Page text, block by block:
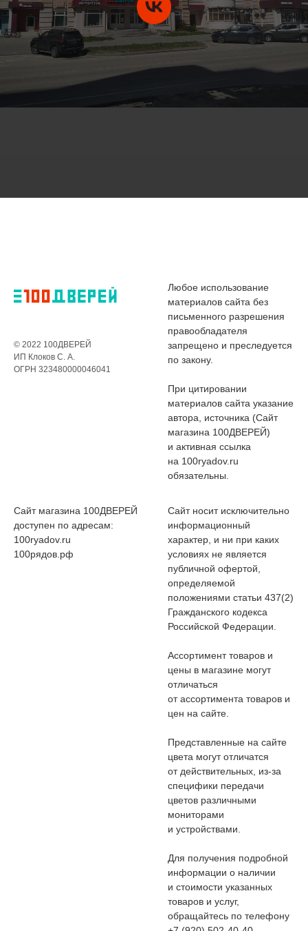
© 2022 100ДВЕРЕЙ
ИП Клоков С. А.
ОГРН 323480000046041
Любое использование
материалов сайта без
письменного разрешения
правообладателя
запрещено и преследуется
по закону.
При цитировании
материалов сайта указание
автора, источника (Сайт
магазина 100ДВЕРЕЙ)
и активная ссылка
на 100ryadov.ru
обязательны.
Сайт магазина 100ДВЕРЕЙ
доступен по адресам:
100ryadov.ru
100рядов.рф
Сайт носит исключительно
информационный
характер, и ни при каких
условиях не является
публичной офертой,
определяемой
положениями статьи 437(2)
Гражданского кодекса
Российской Федерации.
Ассортимент товаров и
цены в магазине могут
отличаться
от ассортимента товаров и
цен на сайте.
Представленные на сайте
цвета могут отличатся
от действительных, из-за
специфики передачи
цветов различными
мониторами
и устройствами.
Для получения подробной
информации о наличии
и стоимости указанных
товаров и услуг,
обращайтесь по телефону